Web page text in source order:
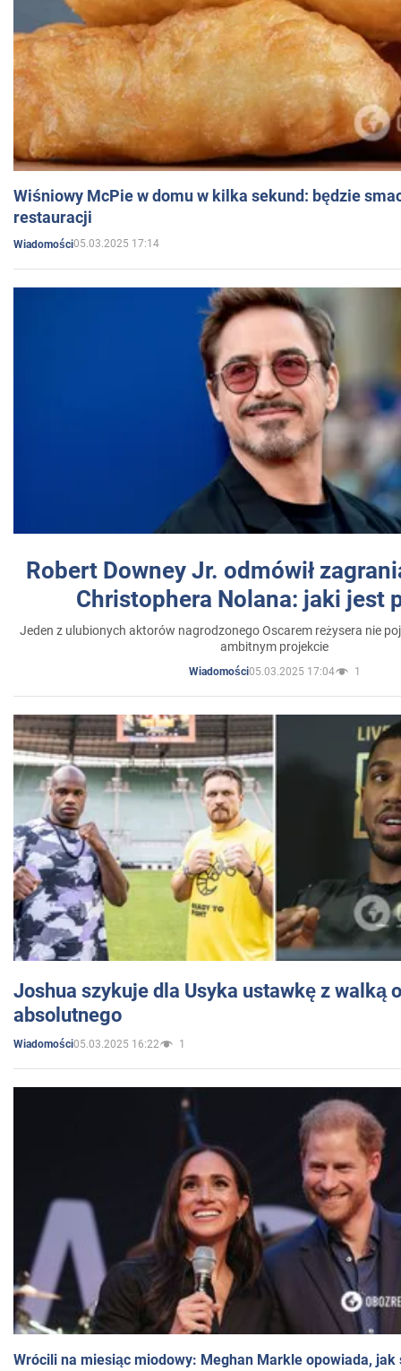
Wiśniowy McPie w domu w kilka sekund: będzie
restauracji
Wiadomości05.03.2025 17:14
Robert Downey Jr. odmówił
Christophera Nolana: jaki jest
Jeden z ulubionych aktorów nagrodzonego Oscarem reżysera nie
ambitnym projekcie
Wiadomości05.03.2025 17:04 1
Joshua szykuje dla Usyka ustawkę z walką
absolutnego
Wiadomości05.03.2025 16:22 1
Wrócili na miesiąc miodowy: Meghan Markle opowiada, jak